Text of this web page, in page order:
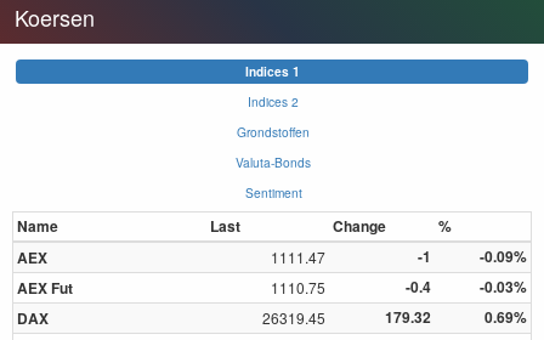
Koersen
Indices 1
Indices 2
Grondstoffen
Valuta-Bonds
Sentiment
Name Last Change
%
AEX
1111.47 -1
-0.09%
AEX Fut
1110.75 -0.4
-0.03%
DAX
26319.45 179.32
0.69%